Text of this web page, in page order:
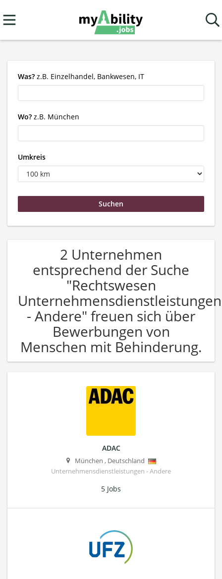
Was? z.B. Einzelhandel, Bankwesen, IT
Wo? z.B. München
Umkreis
2 Unternehmen
entsprechend der Suche
"Rechtswesen
Unternehmensdienstleistungen
- Andere" freuen sich über
Bewerbungen von
Menschen mit Behinderung.
ADAC
München , Deutschland
Unternehmensdienstleistungen - Andere
5 Jobs